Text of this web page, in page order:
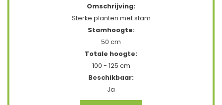
Omschrijving:
Sterke planten met stam
Stamhoogte:
50 cm
Totale hoogte:
100 - 125 cm
Beschikbaar:
Ja